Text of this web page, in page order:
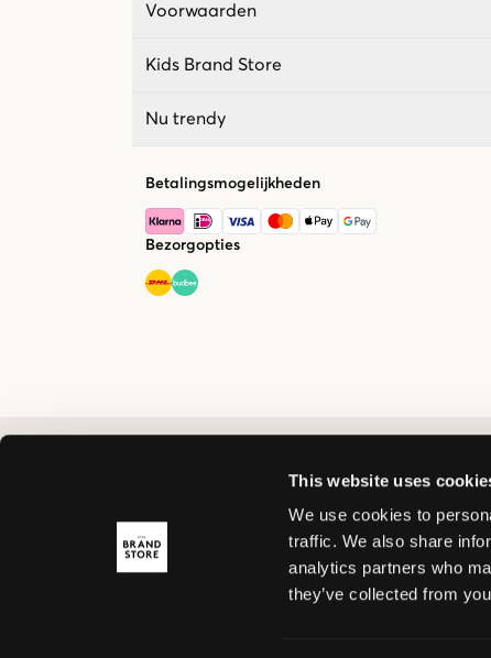
This website uses
We use cookies to
traffic. We also share
analytics partners who
they’ve collected from
Voorwaarden
Kids Brand Store
Nu trendy
Betalingsmogelijkheden
Bezorgopties